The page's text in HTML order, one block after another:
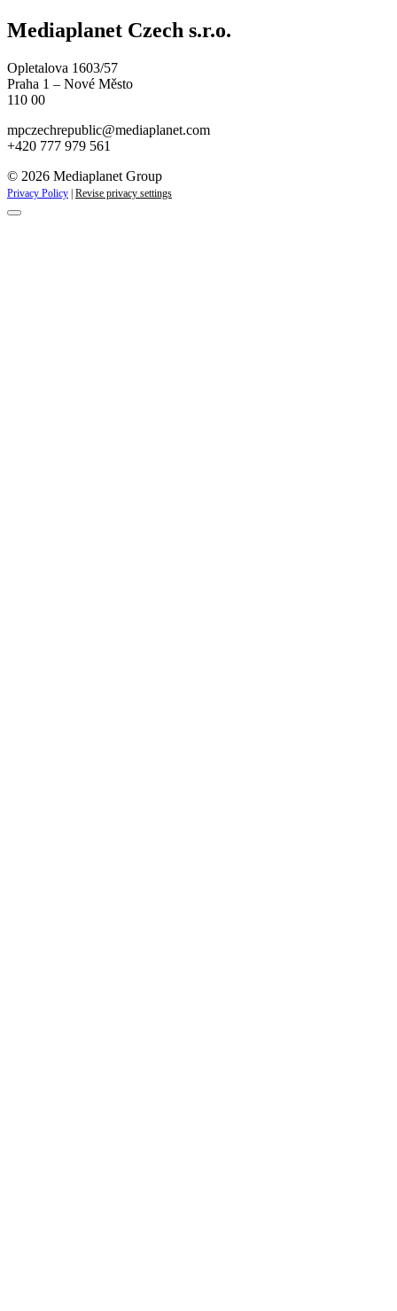
Mediaplanet Czech s.r.o.
Opletalova 1603/57
Praha 1 – Nové Město
110 00
mpczechrepublic@mediaplanet.com
+420 777 979 561
© 2026 Mediaplanet Group
Privacy Policy | Revise privacy settings